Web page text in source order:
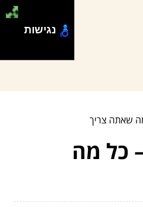
שאתה צריך
כל מה
נגישות